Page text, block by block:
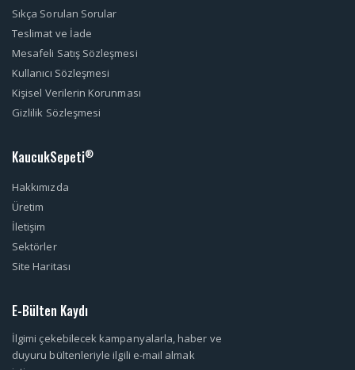
Sıkça Sorulan Sorular
Teslimat ve İade
Mesafeli Satış Sözleşmesi
Kullanıcı Sözleşmesi
Kişisel Verilerin Korunması
Gizlilik Sözleşmesi
KaucukSepeti®
Hakkımızda
Üretim
İletişim
Sektörler
Site Haritası
E-Bülten Kaydı
İlgimi çekebilecek kampanyalarla, haber ve
duyuru bültenleriyle ilgili e-mail almak